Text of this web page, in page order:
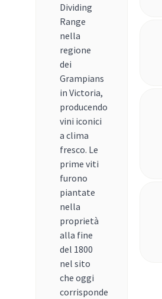
Dividing
Range
nella
regione
dei
Grampians
in Victoria,
producendo
vini iconici
a clima
fresco. Le
prime viti
furono
piantate
nella
proprietà
alla fine
del 1800
nel sito
che oggi
corrisponde